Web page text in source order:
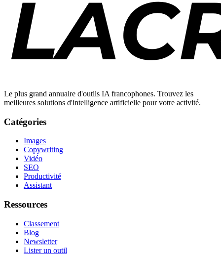
Le plus grand annuaire d'outils IA francophones. Trouvez les
meilleures solutions d'intelligence artificielle pour votre activité.
Catégories
Images
Copywriting
Vidéo
SEO
Productivité
Assistant
Ressources
Classement
Blog
Newsletter
Lister un outil